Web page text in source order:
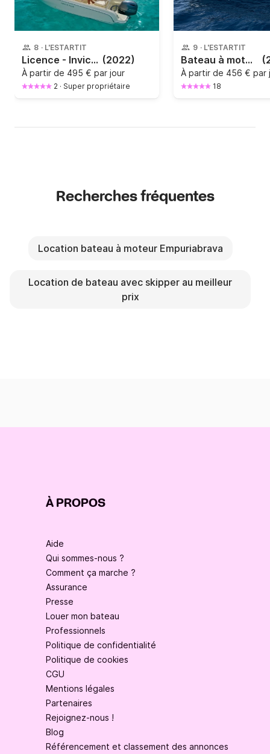
8 · L'ESTARTIT
Licence - Invictus 200 sx (2022)
À partir de 495 € par jour
2 · Super propriétaire
9 · L'ESTARTIT
Bateau à moteur Marinello 22 200cv
À partir de 456 € par
18
Recherches fréquentes
Location bateau à moteur Empuriabrava
Location de bateau avec skipper au meilleur
prix
À PROPOS
Aide
Qui sommes-nous ?
Comment ça marche ?
Assurance
Presse
Louer mon bateau
Professionnels
Politique de confidentialité
Politique de cookies
CGU
Mentions légales
Partenaires
Rejoignez-nous !
Blog
Référencement et classement des annonces